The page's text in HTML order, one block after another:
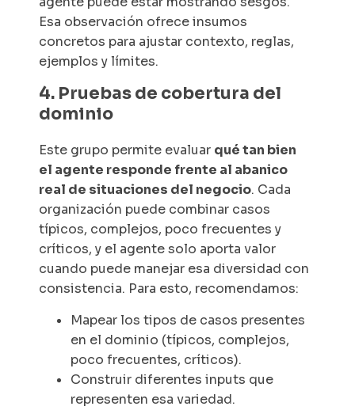
Esa observación ofrece insumos
concretos para ajustar contexto, reglas,
ejemplos y límites.
4. Pruebas de cobertura del
dominio
Este grupo permite evaluar qué tan bien
el agente responde frente al abanico
real de situaciones del negocio. Cada
organización puede combinar casos
típicos, complejos, poco frecuentes y
críticos, y el agente solo aporta valor
cuando puede manejar esa diversidad con
consistencia. Para esto, recomendamos:
Mapear los tipos de casos presentes
en el dominio (típicos, complejos,
poco frecuentes, críticos).
Construir diferentes inputs que
representen esa variedad.